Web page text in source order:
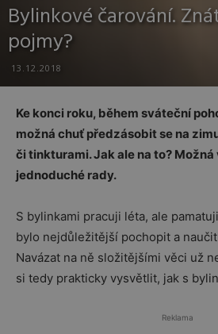
Bylinkové čarování.
pojmy?
13.12.2018
Ke konci roku, během sváteční
možná chuť předzásobit se na
či tinkturami. Jak ale na to? Možná
jednoduché rady.
S bylinkami pracuji léta, ale
bylo nejdůležitější pochopit a
Navázat na ně složitějšími věci už
si tedy prakticky vysvětlit, jak s
Reklama